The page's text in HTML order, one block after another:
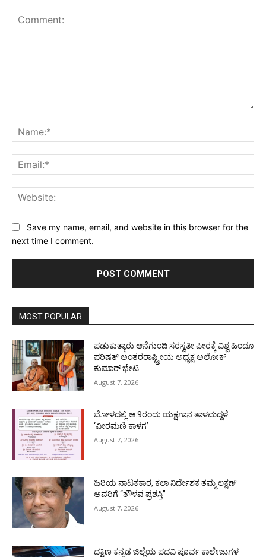
Save my name, email, and website in this browser for the
next time I comment.
MOST POPULAR
ಪಡುಕುತ್ಯಾರು ಆನೆಗುಂದಿ ಸರಸ್ವತೀ ಪೀಠಕ್ಕೆ ವಿಶ್ವ ಹಿಂದೂ
ಪರಿಷತ್ ಅಂತರರಾಷ್ಟ್ರೀಯ ಅಧ್ಯಕ್ಷ ಅಲೋಕ್
ಕುಮಾರ್ ಭೇಟಿ
August 7, 2026
ಬೋಳದಲ್ಲಿ ಆ.9ರಂದು ಯಕ್ಷಗಾನ ತಾಳಮದ್ದಳೆ
‘ವೀರಮಣಿ ಕಾಳಗ’
August 7, 2026
ಹಿರಿಯ ನಾಟಕಕಾರ, ಕಲಾ ನಿರ್ದೇಶಕ ತಮ್ಮ ಲಕ್ಷಣ್
ಅವರಿಗೆ “ತೌಳವ ಪ್ರಶಸ್ತಿ”
August 7, 2026
ದಕ್ಷಿಣ ಕನ್ನಡ ಜಿಲ್ಲೆಯ ಪದವಿ ಪೂರ್ವ ಕಾಲೇಜುಗಳ